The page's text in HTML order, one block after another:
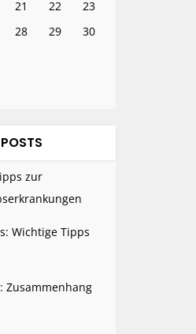
21 22
23
28 29
30
zur
Wichtige Tipps
Zusammenhang